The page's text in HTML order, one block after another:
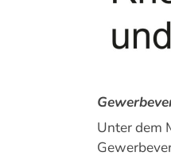
Unter dem